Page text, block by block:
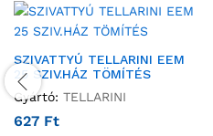
SZIVATTYÚ TELLARINI EEM
25 SZIV.HÁZ TÖMÍTÉS
Gyártó: TELLARINI
627 Ft